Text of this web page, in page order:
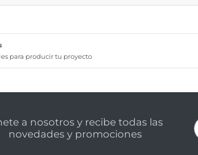
para producir tu proyecto
a nosotros y recibe todas las
novedades y promociones